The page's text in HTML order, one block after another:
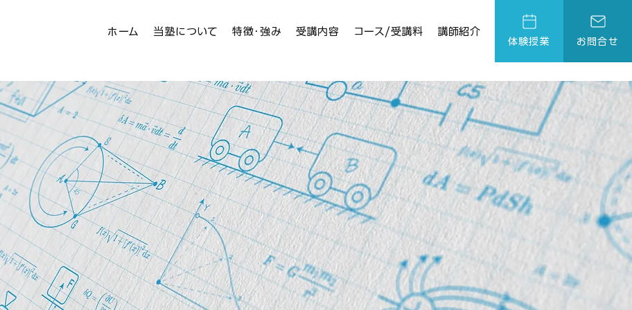
ホーム 当塾について 特徴･強み 受講内容 コース/受講料 講師紹介
体験授業 お問合せ